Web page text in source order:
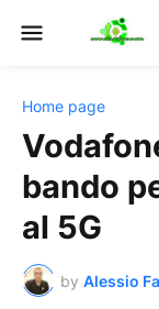
Home page
bando
al 5G
by Alessio